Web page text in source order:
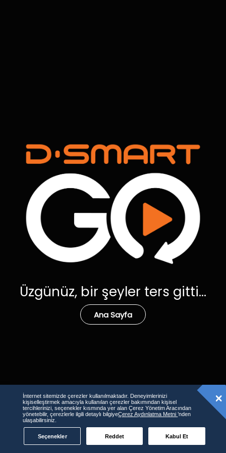
Üzgünüz, bir şeyler ters gitti...
Ana Sayfa
İnternet sitemizde çerezler kullanılmaktadır. Deneyimlerinizi
kişiselleştirmek amacıyla kullanılan çerezler bakımından kişisel
tercihlerinizi, seçenekler kısmında yer alan Çerez Yönetim Aracından
yönetebilir, çerezlerle ilgili detaylı bilgiyeÇerez Aydınlatma Metni’nden
ulaşabilirsiniz.
Seçenekler Reddet Kabul Et